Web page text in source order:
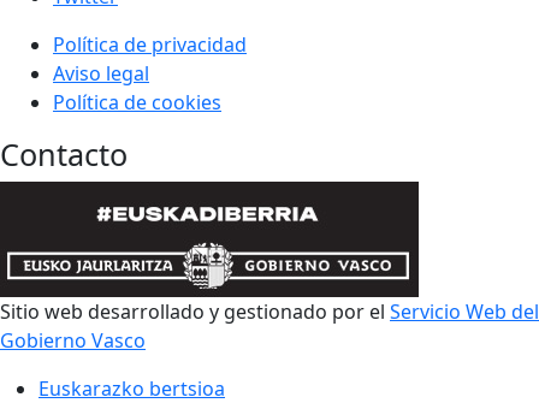
Política de privacidad
Aviso legal
Política de cookies
Contacto
Sitio web desarrollado y gestionado por el Servicio Web del
Gobierno Vasco
Euskarazko bertsioa